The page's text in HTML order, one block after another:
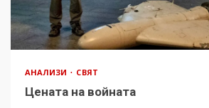
АНАЛИЗИ СВЯТ
Цената на войната